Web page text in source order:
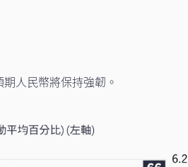
人民幣將保持強韌。